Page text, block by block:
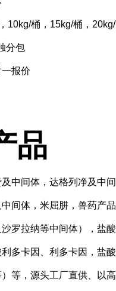
10kg/桶，15kg/桶，20kg/
分包
报价
品
中间体，达格列净及中间
间体，米屈肼，兽药产品
罗拉纳等中间体），盐酸
多卡因、利多卡因，盐酸
等，源头工厂直供、以高